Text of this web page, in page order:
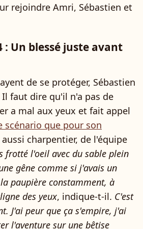
rejoindre Amri, Sébastien et
: Un blessé juste avant
de se protéger, Sébastien
faut dire qu'il n'a pas de
a mal aux yeux et fait appel
scénario que pour son
charpentier, de l'équipe
frotté l'oeil avec du sable plein
gêne comme si j'avais un
paupière constamment, à
des yeux, indique-t-il. C'est
J'ai peur que ça s'empire, j'ai
l'aventure sur une bêtise